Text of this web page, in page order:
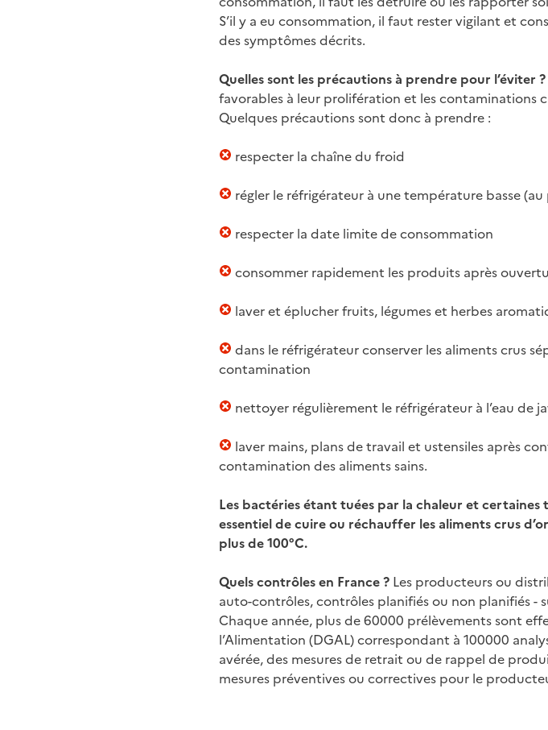
S’il y a eu consommation, il faut rester vigilant et
des symptômes décrits.
Quelles sont les précautions à prendre pour l’éviter ?
favorables à leur prolifération et les contaminations
Quelques précautions sont donc à prendre :
respecter la chaîne du froid
régler le réfrigérateur à une température basse (au
respecter la date limite de consommation
consommer rapidement les produits après
laver et éplucher fruits, légumes et herbes
dans le réfrigérateur conserver les aliments crus
contamination
nettoyer régulièrement le réfrigérateur à l’eau de
laver mains, plans de travail et ustensiles après
contamination des aliments sains.
Les bactéries étant tuées par la chaleur et
essentiel de cuire ou réchauffer les aliments crus
plus de 100°C.
Quels contrôles en France ? Les producteurs ou
auto-contrôles, contrôles planifiés ou non planifiés -
Chaque année, plus de 60000 prélèvements sont
l’Alimentation (DGAL) correspondant à 100000
avérée, des mesures de retrait ou de rappel de
mesures préventives ou correctives pour le